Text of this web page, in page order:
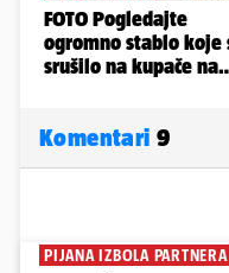
Komentari 9
PIJANA IZBOLA PARTNERA